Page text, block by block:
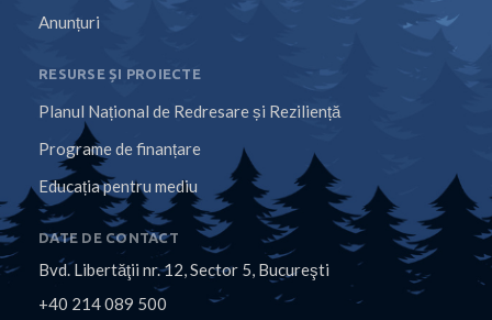
Anunțuri
RESURSE ȘI PROIECTE
Planul Național de Redresare și Reziliență
Programe de finanțare
Educația pentru mediu
DATE DE CONTACT
Bvd. Libertăţii nr. 12, Sector 5, Bucureşti
+40 214 089 500